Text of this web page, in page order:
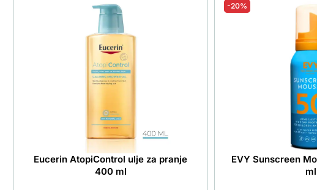
Eucerin AtopiControl ulje za pranje
400 ml
-20%
EVY Sunscreen
ml